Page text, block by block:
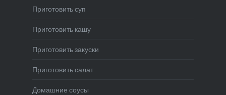
Приготовить суп
Приготовить кашу
Приготовить закуски
Приготовить салат
Домашние соусы